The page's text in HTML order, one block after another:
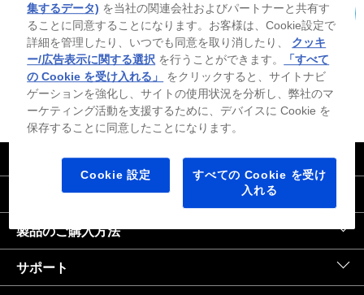
カートを確認
※ Windowsのすべてのエディションまたはバージョンで、すべての機能を使用でき
るわけではありません。Windowsの機能を最大限に活用するには、システムのハ
ードウェア、ドライバー、ソフトウェアのアップグレードおよび/または別途購
入、あるいはBIOSのアップデートが必要になる場合があります。Windowsは自動
的にアップデートされ、有効になります。高速インターネットとMicrosoftアカウ
ントが必要になります。ISPの料金が適用され、今後アップデートの際に要件が追
加される場合があります。http://www.windows.com 外部リンクアイコンをご覧く
ださい。
｜United States HP.com
会社情報
製品のご購入方法
サポート
集するデータ) を当社の関連会社およびパートナーと共有す
ることに同意することになります。お客様は、Cookie設定で
詳細を管理したり、いつでも同意を取り消したり、 クッキ
ー/広告表示に関する選択 を行うことができます。
「すべて
の Cookie を受け入れる」
をクリックすると、サイトナビ
ゲーションを強化し、サイトの使用状況を分析し、弊社のマ
ーケティング活動を支援するために、デバイスに Cookie を
保存することに同意したことになります。
Cookie 設定
すべての Cookie を受け
入れる